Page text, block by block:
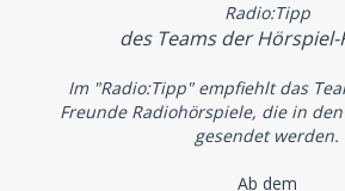
Radio:Tipp
des Teams der
Im "Radio:Tipp" empfiehlt das
Freunde Radiohörspiele, die in
gesendet werden.
Ab dem